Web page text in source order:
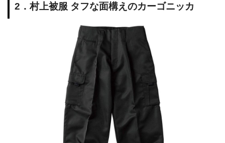
2．村上被服 タフな面構えのカーゴニッカ